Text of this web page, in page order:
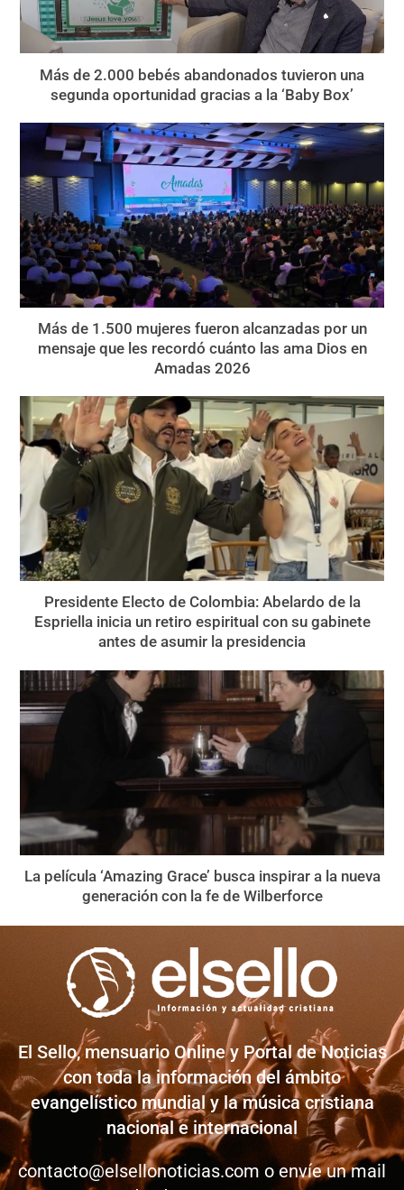
Más de 2.000 bebés abandonados tuvieron una
segunda oportunidad gracias a la ‘Baby Box’
Más de 1.500 mujeres fueron alcanzadas por un
mensaje que les recordó cuánto las ama Dios en
Amadas 2026
Presidente Electo de Colombia: Abelardo de la
Espriella inicia un retiro espiritual con su gabinete
antes de asumir la presidencia
La película ‘Amazing Grace’ busca inspirar a la nueva
generación con la fe de Wilberforce
El Sello, mensuario Online y Portal de Noticias
con toda la información del ámbito
evangelístico mundial y la música cristiana
nacional e internacional
contacto@elsellonoticias.com o envíe un mail